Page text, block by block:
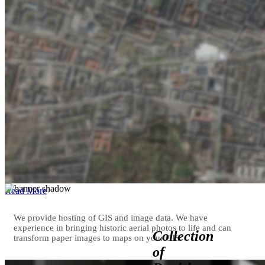
Read More
We provide hosting of GIS and image data. We have
experience in bringing historic aerial photos to life and can
transform paper images to maps on your GIS.Collection
of